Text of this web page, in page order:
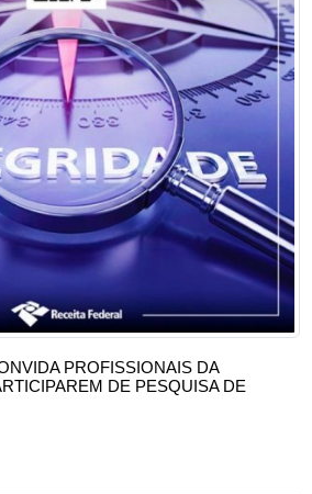
PROFISSIONAIS DA
DE PESQUISA DE